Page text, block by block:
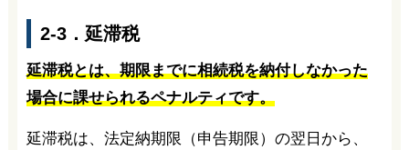
2-3．延滞税
延滞税とは、期限までに相続税を納付しなかった
場合に課せられるペナルティです。
延滞税は、法定納期限（申告期限）の翌日から、